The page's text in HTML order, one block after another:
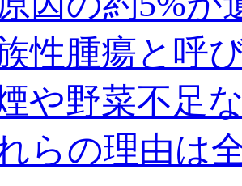
性腫瘍と呼
や野菜不足
らの理由は